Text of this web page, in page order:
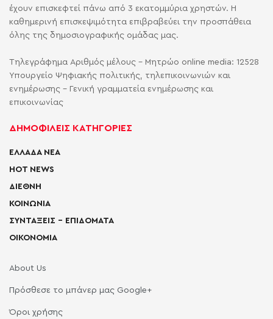
έχουν επισκεφτεί πάνω από 3 εκατομμύρια χρηστών. Η
καθημερινή επισκεψιμότητα επιβραβεύει την προσπάθεια
όλης της δημοσιογραφικής ομάδας μας.
Τηλεγράφημα Αριθμός μέλους - Μητρώο online media: 12528
Υπουργείο Ψηφιακής πολιτικής, τηλεπικοινωνιών και
ενημέρωσης - Γενική γραμματεία ενημέρωσης και
επικοινωνίας
ΔΗΜΟΦΙΛΕΙΣ ΚΑΤΗΓΟΡΙΕΣ
ΕΛΛΑΔΑ ΝΕΑ
HOT NEWS
ΔΙΕΘΝΗ
ΚΟΙΝΩΝΙΑ
ΣΥΝΤΑΞΕΙΣ – ΕΠΙΔΟΜΑΤΑ
ΟΙΚΟΝΟΜΙΑ
About Us
Πρόσθεσε το μπάνερ μας Google+
Όροι χρήσης